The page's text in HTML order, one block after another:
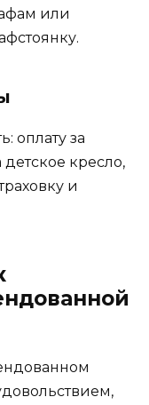
или
оплату за
кресло,
и